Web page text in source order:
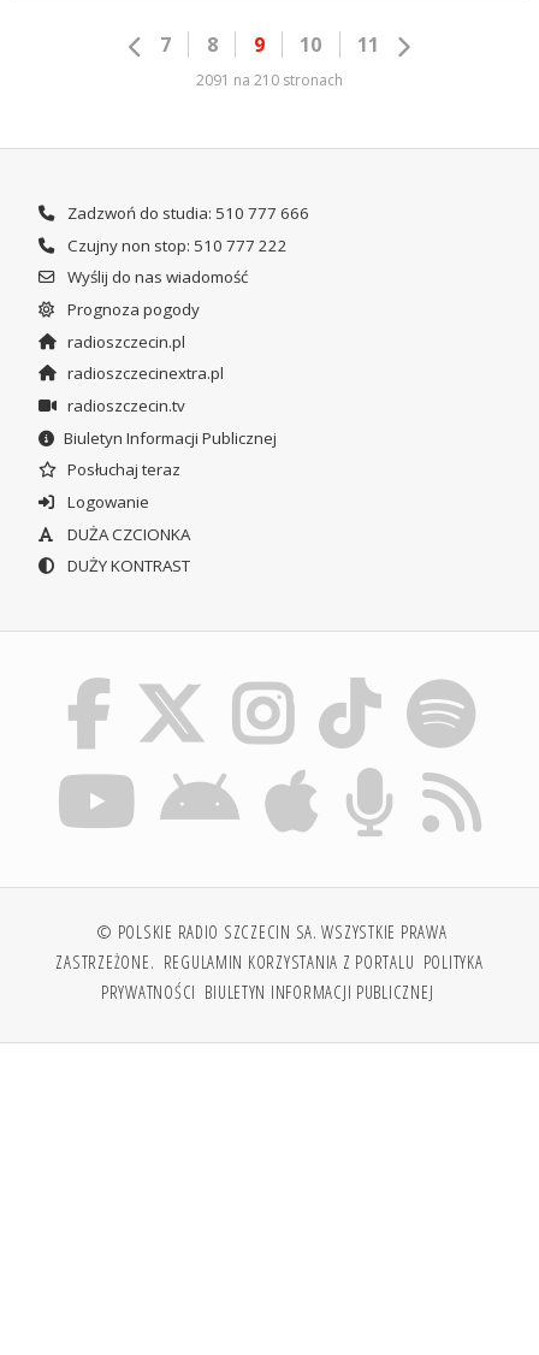
7 8 9 10 11
2091 na 210 stronach
Zadzwoń do studia: 510 777 666
Czujny non stop: 510 777 222
Wyślij do nas wiadomość
Prognoza pogody
radioszczecin.pl
radioszczecinextra.pl
radioszczecin.tv
Biuletyn Informacji Publicznej
Posłuchaj teraz
Logowanie
DUŻA CZCIONKA
DUŻY KONTRAST
© POLSKIE RADIO SZCZECIN SA. WSZYSTKIE PRAWA
ZASTRZEŻONE. REGULAMIN KORZYSTANIA Z PORTALU POLITYKA
PRYWATNOŚCI BIULETYN INFORMACJI PUBLICZNEJ